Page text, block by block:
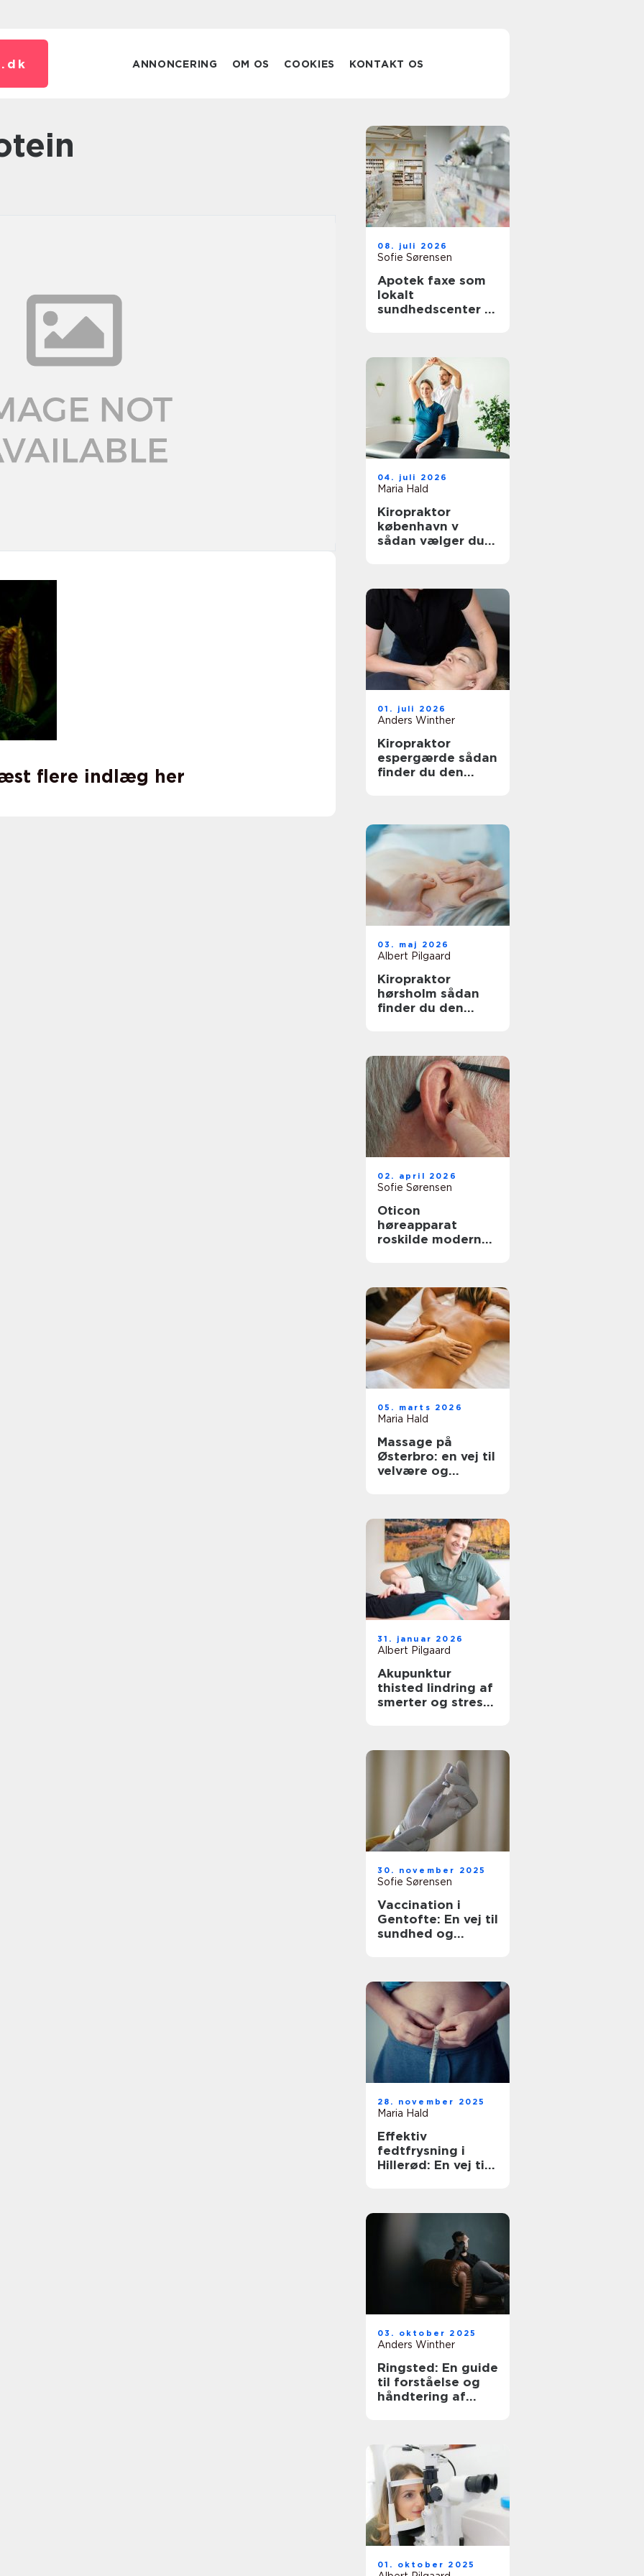
dk ANNONCERING OM OS COOKIES KONTAKT OS
flere indlæg her
08. juli 2026
Sofie Sørensen
Apotek faxe som
lokalt
sundhedscenter i
04. juli 2026
Maria Hald
Kiropraktor
københavn v
sådan vælger du
01. juli 2026
Anders Winther
Kiropraktor
espergærde sådan
finder du den
03. maj 2026
Albert Pilgaard
Kiropraktor
hørsholm sådan
finder du den
02. april 2026
Sofie Sørensen
Oticon
høreapparat
roskilde moderne
05. marts 2026
Maria Hald
Massage på
Østerbro: en vej til
velvære og
31. januar 2026
Albert Pilgaard
Akupunktur
thisted lindring af
smerter og stress
30. november 2025
Sofie Sørensen
Vaccination i
Gentofte: En vej til
sundhed og
28. november 2025
Maria Hald
Effektiv
fedtfrysning i
Hillerød: En vej til
03. oktober 2025
Anders Winther
Ringsted: En guide
til forståelse og
håndtering af
01. oktober 2025